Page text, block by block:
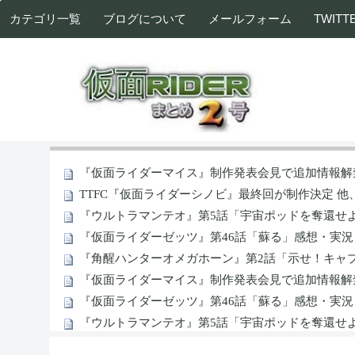
カテゴリ一覧 ブログについて メールフォーム